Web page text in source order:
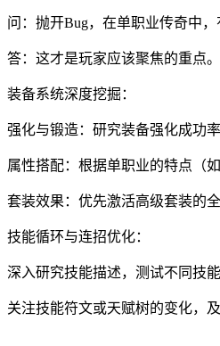
问：抛开Bug，在单职业传奇中
答：这才是玩家应该聚焦的重点
装备系统深度挖掘：
强化与锻造：研究装备强化成功
属性搭配：根据单职业的特点（
套装效果：优先激活高级套装的
技能循环与连招优化：
深入研究技能描述，测试不同技
关注技能符文或天赋树的变化，